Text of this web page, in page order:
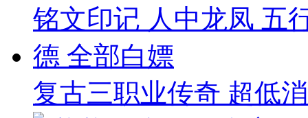
复古三职业传奇 超低